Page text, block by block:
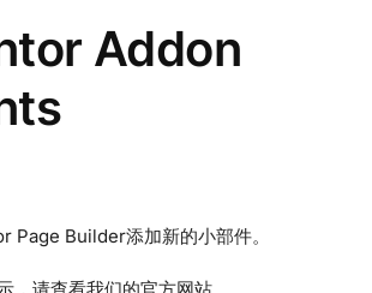
Addon
Page Builder添加新的小部件。